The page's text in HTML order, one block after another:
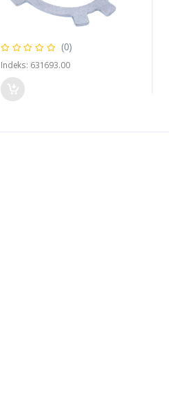
(0)
Indeks: 631693.00